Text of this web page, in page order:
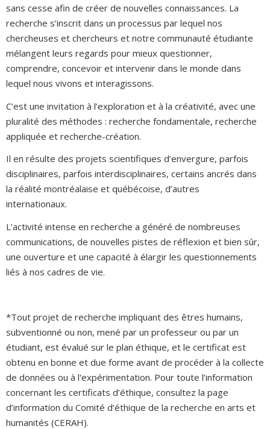
sans cesse afin de créer de nouvelles connaissances. La
recherche s’inscrit dans un processus par lequel nos
chercheuses et chercheurs et notre communauté étudiante
mélangent leurs regards pour mieux questionner,
comprendre, concevoir et intervenir dans le monde dans
lequel nous vivons et interagissons.
C’est une invitation à l’exploration et à la créativité, avec une
pluralité des méthodes : recherche fondamentale, recherche
appliquée et recherche-création.
Il en résulte des projets scientifiques d’envergure, parfois
disciplinaires, parfois interdisciplinaires, certains ancrés dans
la réalité montréalaise et québécoise, d’autres
internationaux.
L’activité intense en recherche a généré de nombreuses
communications, de nouvelles pistes de réflexion et bien sûr,
une ouverture et une capacité à élargir les questionnements
liés à nos cadres de vie.
*Tout projet de recherche impliquant des êtres humains,
subventionné ou non, mené par un professeur ou par un
étudiant, est évalué sur le plan éthique, et le certificat est
obtenu en bonne et due forme avant de procéder à la collecte
de données ou à l'expérimentation. Pour toute l’information
concernant les certificats d’éthique, consultez la page
d’information du Comité d’éthique de la recherche en arts et
humanités (CERAH).